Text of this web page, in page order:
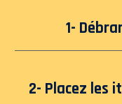
1-
2- Placez les